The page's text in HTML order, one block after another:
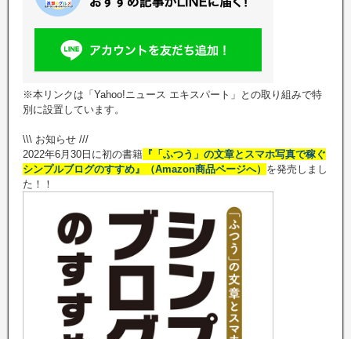
※本リンクは「Yahoo!ニュース エキスパート」との取り組みで特
別に設置しています。
\\\ お知らせ ///
2022年6月30日に初の書籍 『「ふつう」の文章とスマホ写真で稼ぐ
シンプルブログのすすめ』（Amazon商品ページへ） を発売しまし
た！！